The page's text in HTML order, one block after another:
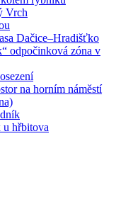
Vrch
Dačice–Hradišťko
odpočinková zóna v
na horním náměstí
u hřbitova